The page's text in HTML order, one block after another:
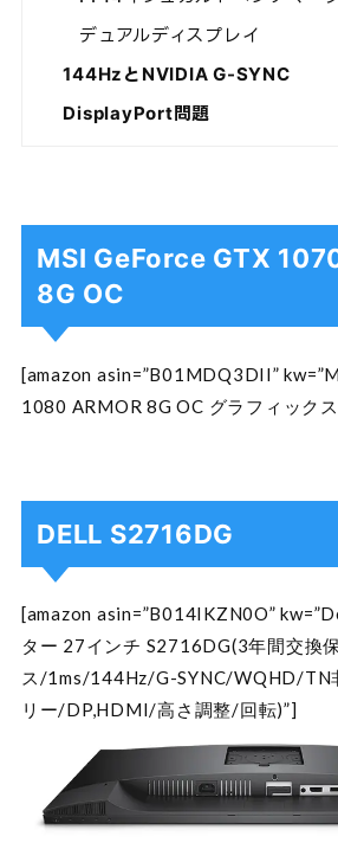
デュアルディスプレイ
144HzとNVIDIA G-SYNC
DisplayPort問題
MSI GeForce GTX
8G OC
[amazon asin=”B01MDQ3DII”
1080 ARMOR 8G OC グラフィック
DELL S2716DG
[amazon asin=”B014IKZN0O”
ター 27インチ S2716DG(3年間交換
ス/1ms/144Hz/G-SYNC/WQHD/TN
リー/DP,HDMI/高さ調整/回転)”]